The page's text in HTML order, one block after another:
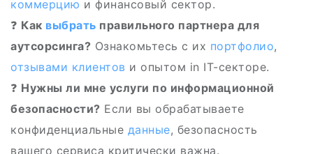
коммерцию и финансовый сектор.
❓ Как выбрать правильного партнера для
аутсорсинга? Ознакомьтесь с их портфолио,
отзывами клиентов и опытом in IT-секторе.
❓ Нужны ли мне услуги по информационной
безопасности? Если вы обрабатываете
конфиденциальные данные, безопасность
вашего сервиса критически важна.